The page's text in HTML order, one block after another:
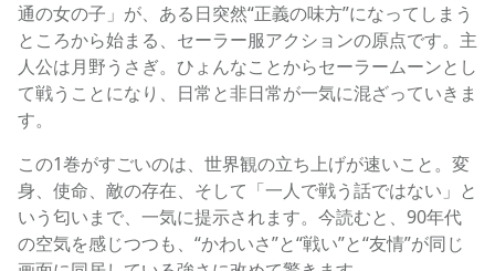
通の女の子」が、ある日突然“正義の味方”になってしまう
ところから始まる、セーラー服アクションの原点です。主
人公は月野うさぎ。ひょんなことからセーラームーンとし
て戦うことになり、日常と非日常が一気に混ざっていきま
す。
この1巻がすごいのは、世界観の立ち上げが速いこと。変
身、使命、敵の存在、そして「一人で戦う話ではない」と
いう匂いまで、一気に提示されます。今読むと、90年代
の空気を感じつつも、“かわいさ”と“戦い”と“友情”が同じ